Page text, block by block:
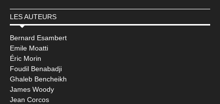
LES AUTEURS
Bernard Esambert
Emile Moatti
Éric Morin
Foudil Benabadji
Ghaleb Bencheikh
James Woody
Jean Corcos